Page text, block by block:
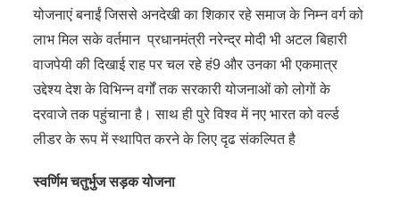
योजनाएं बनाईं जिससे अनदेखी का शिकार रहे समाज के निम्न वर्ग को
लाभ मिल सके वर्तमान प्रधानमंत्री नरेन्द्र मोदी भी अटल बिहारी
वाजपेयी की दिखाई राह पर चल रहे हं9 और उनका भी एकमात्र
उद्देश्य देश के विभिन्न वर्गों तक सरकारी योजनाओं को लोगों के
दरवाजे तक पहुंचाना है। साथ ही पुरे विश्व में नए भारत को वर्ल्ड
लीडर के रूप में स्थापित करने के लिए दृढ संकल्पित है
स्वर्णिम चतुर्भुज सड़क योजना